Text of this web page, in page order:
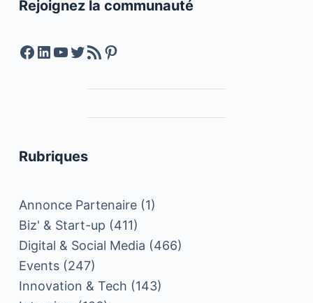
Rejoignez la communauté
Facebook
LinkedIn
YouTube
Twitter
Feed RSSPinterest
Rubriques
Annonce Partenaire(1)
Biz' & Start-up (411)
Digital & Social Media (466)
Events(247)
Innovation & Tech (143)